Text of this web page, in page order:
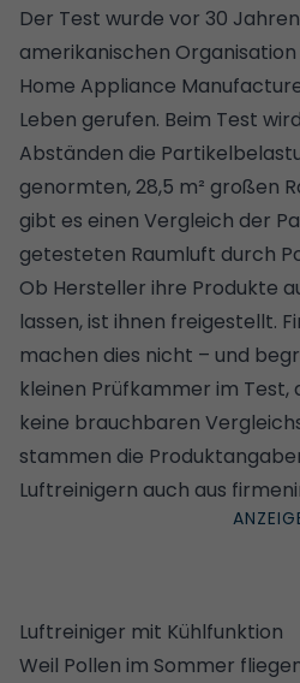
Der Test wurde vor 30
amerikanischen
Home Appliance
Leben gerufen. Beim Test
Abständen die
genormten, 28,5 m² großen
gibt es einen Vergleich der
getesteten Raumluft durch
Ob Hersteller ihre Produkte
lassen, ist ihnen freigestellt.
machen dies nicht – und
kleinen Prüfkammer im Test,
keine brauchbaren
stammen die
Luftreinigern auch aus
Luftreiniger mit Kühlfunktion
Weil Pollen im Sommer